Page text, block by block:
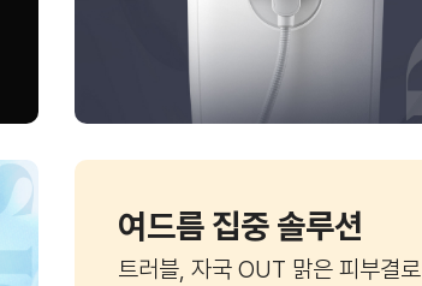
여드름 집중 솔루션
트러블, 자국 OUT 맑은 피부결로